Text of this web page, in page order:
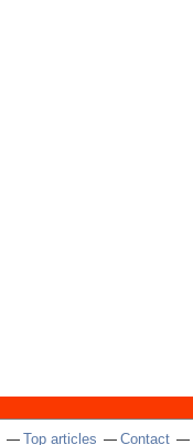
Top articles Contact